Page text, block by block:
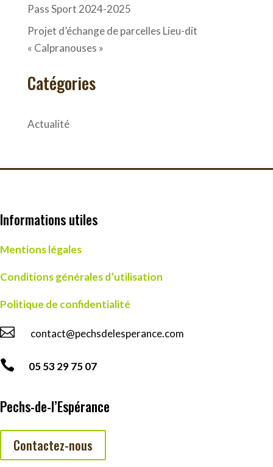
Pass Sport 2024-2025
Projet d’échange de parcelles Lieu-dit
« Calpranouses »
Catégories
Actualité
Informations utiles
Mentions légales
Conditions générales d’utilisation
Politique de confidentialité
 contact@pechsdelesperance.com
 05 53 29 75 07
Pechs-de-l’Espérance
Contactez-nous